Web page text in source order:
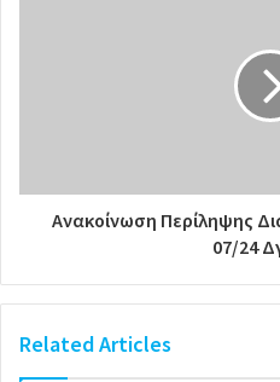
Ανακοίνωση Περίληψης
07/24
Related Articles